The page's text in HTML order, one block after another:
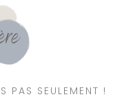
PAS SEULEMENT !